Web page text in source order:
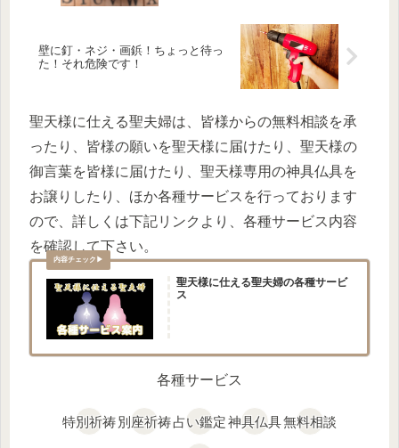
壁に釘・ネジ・画鋲！ちょっと待っ
た！それ危険です！
聖天様に仕える聖夫婦は、皆様からの無料相談を承
ったり、皆様の願いを聖天様に届けたり、聖天様の
御言葉を皆様に届けたり、聖天様専用の神具仏具を
お譲りしたり、ほか各種サービスを行っております
ので、詳しくは下記リンクより、各種サービス内容
を確認して下さい。
聖天様に仕える聖夫婦の各種サービ
ス
各種サービス
特別祈祷別座祈祷占い鑑定神具仏具無料相談